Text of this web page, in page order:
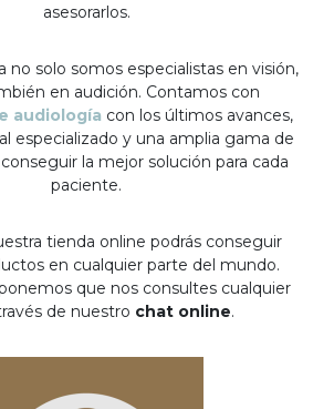
asesorarlos.
no solo somos especialistas en visión,
en audición. Contamos con
audiología con los últimos avances,
especializado y una amplia gama de
la mejor solución para cada
paciente.
tienda online podrás conseguir
en cualquier parte del mundo.
que nos consultes cualquier
de nuestro chat online.